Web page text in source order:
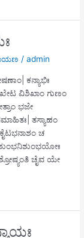
/admin
ಕನ್ಯಾಭಿಃ
ಖೇಟ ವಿಶಿಖಾಂ ಗುಣಂ
ಭಜೇ
ತಸ್ಯಾಹಂ
ಚ
ಚೈವ ಯೇ